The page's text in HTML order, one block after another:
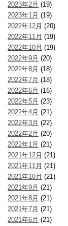
2023年2月 (19)
2023年1月 (19)
2022年12月 (20)
2022年11月 (19)
2022年10月 (19)
2022年9月 (20)
2022年8月 (18)
2022年7月 (18)
2022年6月 (16)
2022年5月 (23)
2022年4月 (21)
2022年3月 (22)
2022年2月 (20)
2022年1月 (21)
2021年12月 (21)
2021年11月 (21)
2021年10月 (21)
2021年9月 (21)
2021年8月 (21)
2021年7月 (21)
2021年6月 (21)